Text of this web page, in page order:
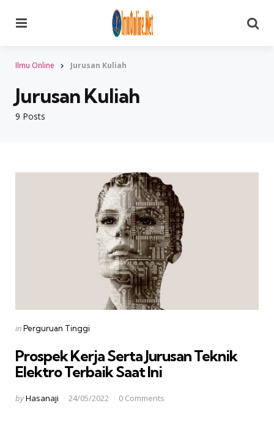
Ilmu Online Jurusan Kuliah
9 Posts
Jurusan Kuliah
Categories
Posted
inPerguruan Tinggi
Prospek Kerja Serta Jurusan Teknik
Elektro Terbaik Saat Ini
Posted
byHasanaji 24/05/2022 0 Comments